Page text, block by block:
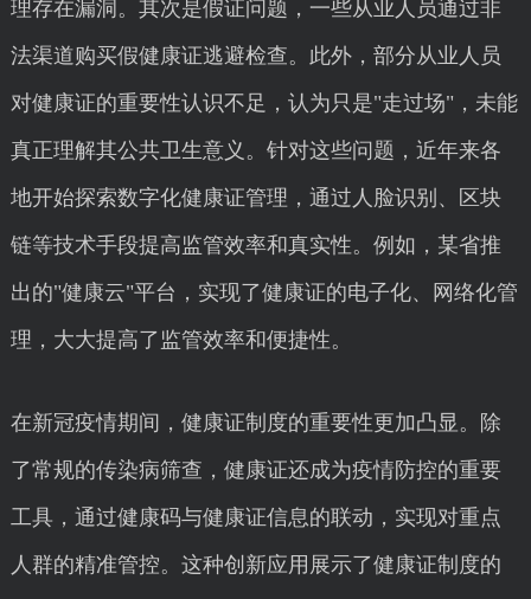
理存在漏洞。其次是假证问题，一些从业人员通过非
法渠道购买假健康证逃避检查。此外，部分从业人员
对健康证的重要性认识不足，认为只是"走过场"，未能
真正理解其公共卫生意义。针对这些问题，近年来各
地开始探索数字化健康证管理，通过人脸识别、区块
链等技术手段提高监管效率和真实性。例如，某省推
出的"健康云"平台，实现了健康证的电子化、网络化管
理，大大提高了监管效率和便捷性。
在新冠疫情期间，健康证制度的重要性更加凸显。除
了常规的传染病筛查，健康证还成为疫情防控的重要
工具，通过健康码与健康证信息的联动，实现对重点
人群的精准管控。这种创新应用展示了健康证制度的